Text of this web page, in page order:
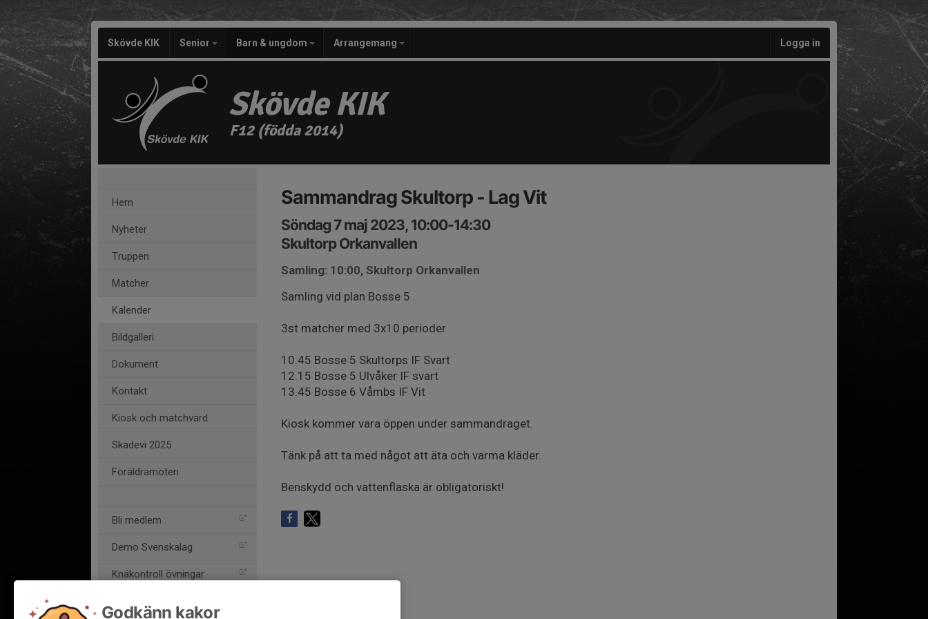
Skövde KIK Senior Barn & ungdom Arrangemang Logga in
Skövde KIK
F12 (födda 2014)
Hem
Nyheter
Truppen
Matcher
Kalender
Bildgalleri
Dokument
Kontakt
Kiosk och matchvärd
Skadevi 2025
Föräldramöten
Bli medlem
Demo Svenskalag
Knäkontroll övningar
Sammandrag Skultorp - Lag Vit
Söndag 7 maj 2023, 10:00-14:30
Skultorp Orkanvallen
Samling: 10:00, Skultorp Orkanvallen
Samling vid plan Bosse 5
3st matcher med 3x10 perioder
10.45 Bosse 5 Skultorps IF Svart
12.15 Bosse 5 Ulvåker IF svart
13.45 Bosse 6 Våmbs IF Vit
Kiosk kommer vara öppen under sammandraget.
Tänk på att ta med något att äta och varma kläder.
Benskydd och vattenflaska är obligatoriskt!
Godkänn kakor